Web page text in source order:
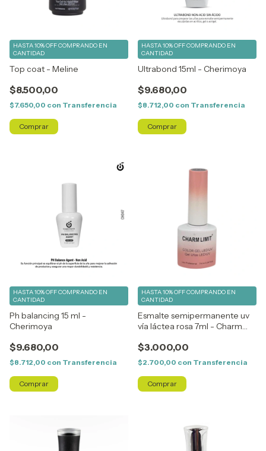
Top coat - Meline
$8.500,00
HASTA 10% OFFCOMPRANDO EN
CANTIDAD
$7.650,00 con Transferencia
Ultrabond 15ml - Cherimoya
$9.680,00
HASTA 10% OFFCOMPRANDO EN
CANTIDAD
$8.712,00 con Transferencia
Ph balancing 15 ml -
Cherimoya
$9.680,00
HASTA 10% OFFCOMPRANDO EN
CANTIDAD
$8.712,00 con Transferencia
Esmalte semipermanente uv
vía láctea rosa 7ml - Charm
$3.000,00
HASTA 10% OFFCOMPRANDO EN
CANTIDAD
$2.700,00 con Transferencia